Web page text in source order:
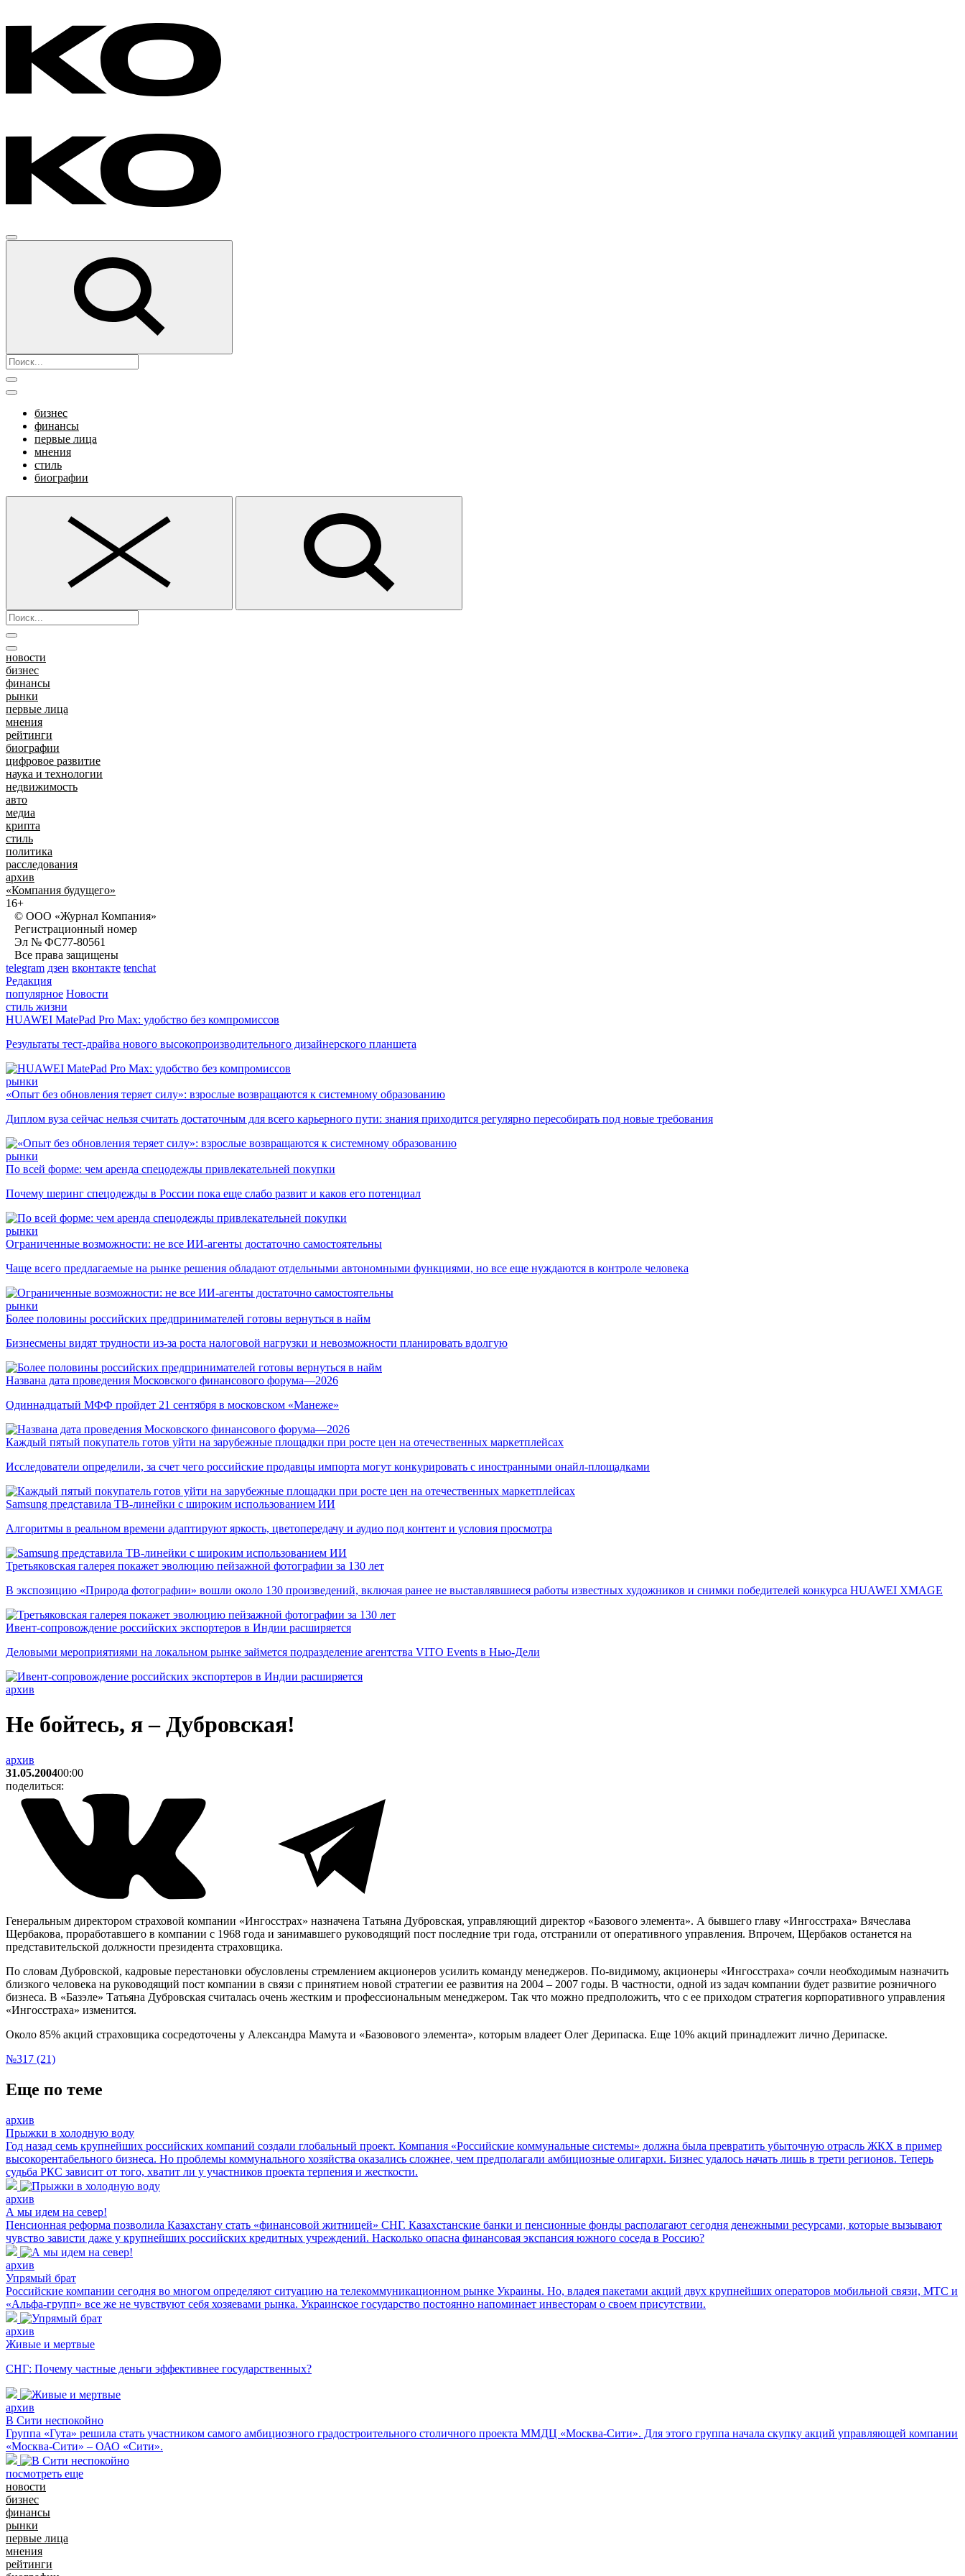
бизнес
финансы
первые лица
мнения
стиль
биографии
новости
бизнес
финансы
рынки
первые лица
мнения
рейтинги
биографии
цифровое развитие
наука и технологии
недвижимость
авто
медиа
крипта
стиль
политика
расследования
архив
«Компания будущего»
16+
© ООО «Журнал Компания»
Регистрационный номер
Эл № ФС77-80561
Все права защищены
telegram дзен вконтакте tenchat
Редакция
популярное Новости
стиль жизни
HUAWEI MatePad Pro Max: удобство без компромиссов
Результаты тест-драйва нового высокопроизводительного дизайнерского планшета
рынки
«Опыт без обновления теряет силу»: взрослые возвращаются к системному образованию
Диплом вуза сейчас нельзя считать достаточным для всего карьерного пути: знания приходится регулярно пересобирать под новые требования
рынки
По всей форме: чем аренда спецодежды привлекательней покупки
Почему шеринг спецодежды в России пока еще слабо развит и каков его потенциал
рынки
Ограниченные возможности: не все ИИ-агенты достаточно самостоятельны
Чаще всего предлагаемые на рынке решения обладают отдельными автономными функциями, но все еще нуждаются в контроле человека
рынки
Более половины российских предпринимателей готовы вернуться в найм
Бизнесмены видят трудности из-за роста налоговой нагрузки и невозможности планировать вдолгую
Названа дата проведения Московского финансового форума—2026
Одиннадцатый МФФ пройдет 21 сентября в московском «Манеже»
Каждый пятый покупатель готов уйти на зарубежные площадки при росте цен на отечественных маркетплейсах
Исследователи определили, за счет чего российские продавцы импорта могут конкурировать с иностранными онайл-площадками
Samsung представила ТВ-линейки с широким использованием ИИ
Алгоритмы в реальном времени адаптируют яркость, цветопередачу и аудио под контент и условия просмотра
Третьяковская галерея покажет эволюцию пейзажной фотографии за 130 лет
В экспозицию «Природа фотографии» вошли около 130 произведений, включая ранее не выставлявшиеся работы известных художников и снимки победителей конкурса HUAWEI XMAGE
Ивент-сопровождение российских экспортеров в Индии расширяется
Деловыми мероприятиями на локальном рынке займется подразделение агентства VITO Events в Нью-Дели
архив
Не бойтесь, я – Дубровская!
архив
31.05.200400:00
поделиться:
Генеральным директором страховой компании «Ингосстрах» назначена Татьяна Дубровская, управляющий директор «Базового элемента». А бывшего главу «Ингосстраха» Вячеслава
Щербакова, проработавшего в компании с 1968 года и занимавшего руководящий пост последние три года, отстранили от оперативного управления. Впрочем, Щербаков останется на
представительской должности президента страховщика.
По словам Дубровской, кадровые перестановки обусловлены стремлением акционеров усилить команду менеджеров. По-видимому, акционеры «Ингосстраха» сочли необходимым назначить
близкого человека на руководящий пост компании в связи с принятием новой стратегии ее развития на 2004 – 2007 годы. В частности, одной из задач компании будет развитие розничного
бизнеса. В «Базэле» Татьяна Дубровская считалась очень жестким и профессиональным менеджером. Так что можно предположить, что с ее приходом стратегия корпоративного управления
«Ингосстраха» изменится.
Около 85% акций страховщика сосредоточены у Александра Мамута и «Базовового элемента», которым владеет Олег Дерипаска. Еще 10% акций принадлежит лично Дерипаске.
№317 (21)
Еще по теме
архив
Прыжки в холодную воду
Год назад семь крупнейших российских компаний создали глобальный проект. Компания «Российские коммунальные системы» должна была превратить убыточную отрасль ЖКХ в пример
высокорентабельного бизнеса. Но проблемы коммунального хозяйства оказались сложнее, чем предполагали амбициозные олигархи. Бизнес удалось начать лишь в трети регионов. Теперь
судьба РКС зависит от того, хватит ли у участников проекта терпения и жесткости.
архив
А мы идем на север!
Пенсионная реформа позволила Казахстану стать «финансовой житницей» СНГ. Казахстанские банки и пенсионные фонды располагают сегодня денежными ресурсами, которые вызывают
чувство зависти даже у крупнейших российских кредитных учреждений. Насколько опасна финансовая экспансия южного соседа в Россию?
архив
Упрямый брат
Российские компании сегодня во многом определяют ситуацию на телекоммуникационном рынке Украины. Но, владея пакетами акций двух крупнейших операторов мобильной связи, МТС и
«Альфа-групп» все же не чувствуют себя хозяевами рынка. Украинское государство постоянно напоминает инвесторам о своем присутствии.
архив
Живые и мертвые
СНГ: Почему частные деньги эффективнее государственных?
архив
В Сити неспокойно
Группа «Гута» решила стать участником самого амбициозного градостроительного столичного проекта ММДЦ «Москва-Сити». Для этого группа начала скупку акций управляющей компании
«Москва-Сити» – ОАО «Сити».
посмотреть еще
новости
бизнес
финансы
рынки
первые лица
мнения
рейтинги